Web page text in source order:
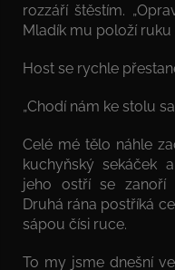
rozzáří štěstím.
Mladík mu položí ruku
Host se rychle
„Chodí nám ke stolu
Celé mé tělo náhle
kuchyňský sekáček
jeho ostří se zanoří
Druhá rána postříká
sápou čísi ruce.
To my jsme dnešní